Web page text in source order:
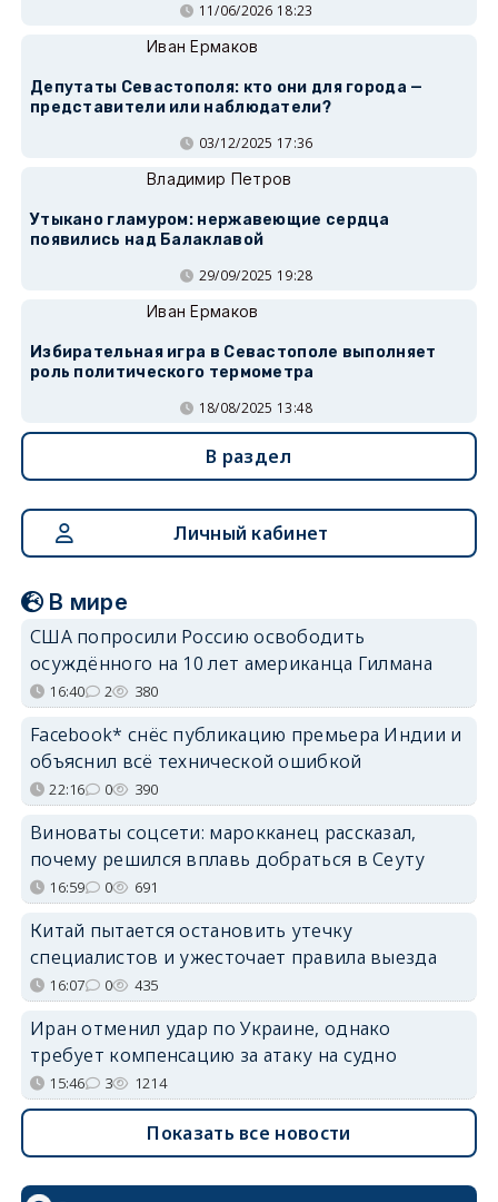
11/06/2026 18:23
Иван Ермаков
Депутаты Севастополя: кто они для города —
представители или наблюдатели?
03/12/2025 17:36
Владимир Петров
Утыкано гламуром: нержавеющие сердца
появились над Балаклавой
29/09/2025 19:28
Иван Ермаков
Избирательная игра в Севастополе выполняет
роль политического термометра
18/08/2025 13:48
В раздел
Личный кабинет
В мире
США попросили Россию освободить
осуждённого на 10 лет американца Гилмана
16:40 2 380
Facebook* снёс публикацию премьера Индии и
объяснил всё технической ошибкой
22:16 0 390
Виноваты соцсети: марокканец рассказал,
почему решился вплавь добраться в Сеуту
16:59 0 691
Китай пытается остановить утечку
специалистов и ужесточает правила выезда
16:07 0 435
Иран отменил удар по Украине, однако
требует компенсацию за атаку на судно
15:46 3 1214
Показать все новости